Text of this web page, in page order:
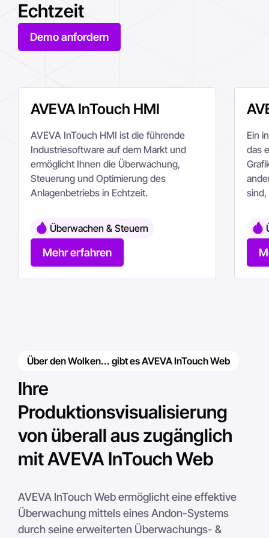
Echtzeit
Demo anfordern
AVEVA InTouch HMI
AVEVA InTouch HMI ist die führende
Industriesoftware auf dem Markt und
ermöglicht Ihnen die Überwachung,
Steuerung und Optimierung des
Anlagenbetriebs in Echtzeit.
Überwachen & Steuern
Mehr erfahren
Ein
das
sind,
Über den Wolken... gibt es AVEVA InTouch Web
Ihre
Produktionsvisualisierung
von überall aus zugänglich
mit AVEVA InTouch Web
AVEVA InTouch Web ermöglicht eine effektive
Überwachung mittels eines Andon-Systems
durch seine erweiterten Überwachungs- &